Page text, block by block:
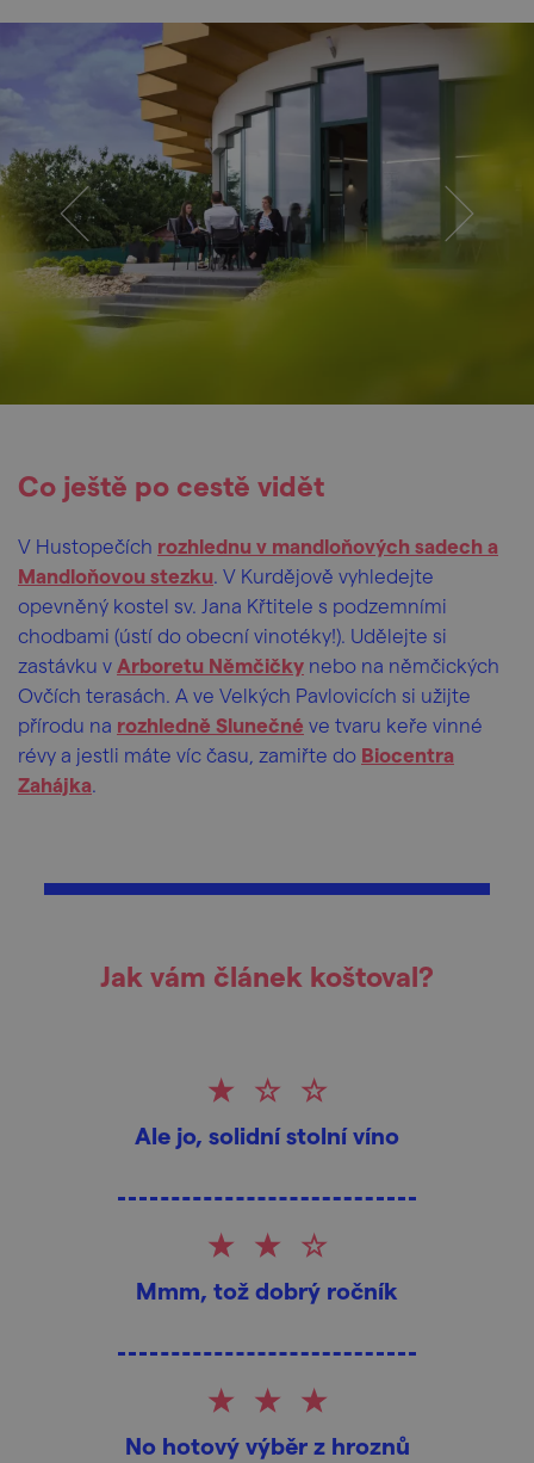
Co ještě po cestě vidět
V Hustopečích rozhlednu v mandloňových sadech a
Mandloňovou stezku. V Kurdějově vyhledejte
opevněný kostel sv. Jana Křtitele s podzemními
chodbami (ústí do obecní vinotéky!). Udělejte si
zastávku v Arboretu Němčičky nebo na němčických
Ovčích terasách. A ve Velkých Pavlovicích si užijte
přírodu na rozhledně Slunečné ve tvaru keře vinné
révy a jestli máte víc času, zamiřte do Biocentra
Zahájka.
Jak vám článek koštoval?
Ale jo, solidní stolní víno
Mmm, tož dobrý ročník
No hotový výběr z hroznů